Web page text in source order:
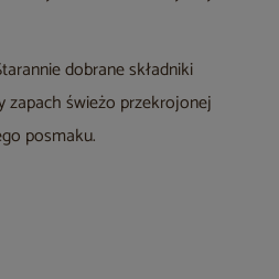
dobrane składniki
zapach świeżo przekrojonej
posmaku.